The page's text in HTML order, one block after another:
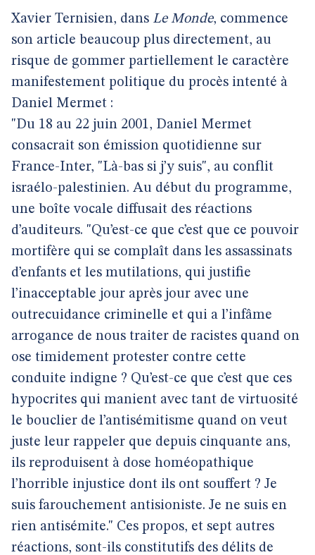
Xavier Ternisien, dans Le Monde, commence
son article beaucoup plus directement, au
risque de gommer partiellement le caractère
manifestement politique du procès intenté à
Daniel Mermet :
"Du 18 au 22 juin 2001, Daniel Mermet
consacrait son émission quotidienne sur
France-Inter, "Là-bas si j’y suis", au conflit
israélo-palestinien. Au début du programme,
une boîte vocale diffusait des réactions
d’auditeurs. "Qu’est-ce que c’est que ce pouvoir
mortifère qui se complaît dans les assassinats
d’enfants et les mutilations, qui justifie
l’inacceptable jour après jour avec une
outrecuidance criminelle et qui a l’infâme
arrogance de nous traiter de racistes quand on
ose timidement protester contre cette
conduite indigne ? Qu’est-ce que c’est que ces
hypocrites qui manient avec tant de virtuosité
le bouclier de l’antisémitisme quand on veut
juste leur rappeler que depuis cinquante ans,
ils reproduisent à dose homéopathique
l’horrible injustice dont ils ont souffert ? Je
suis farouchement antisioniste. Je ne suis en
rien antisémite." Ces propos, et sept autres
réactions, sont-ils constitutifs des délits de